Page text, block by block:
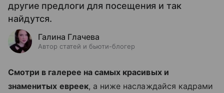
другие предлоги для посещения и так
найдутся.
Галина Глачева
Автор статей и бьюти-блогер
Смотри в галерее на самых красивых и
знаменитых евреек, а ниже наслаждайся кадрами